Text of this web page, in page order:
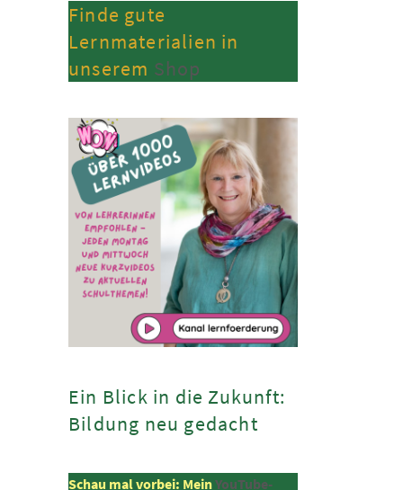
Finde gute
Lernmaterialien in
unserem Shop
Ein Blick in die Zukunft:
Bildung neu gedacht
Schau mal vorbei: MeinYouTube-